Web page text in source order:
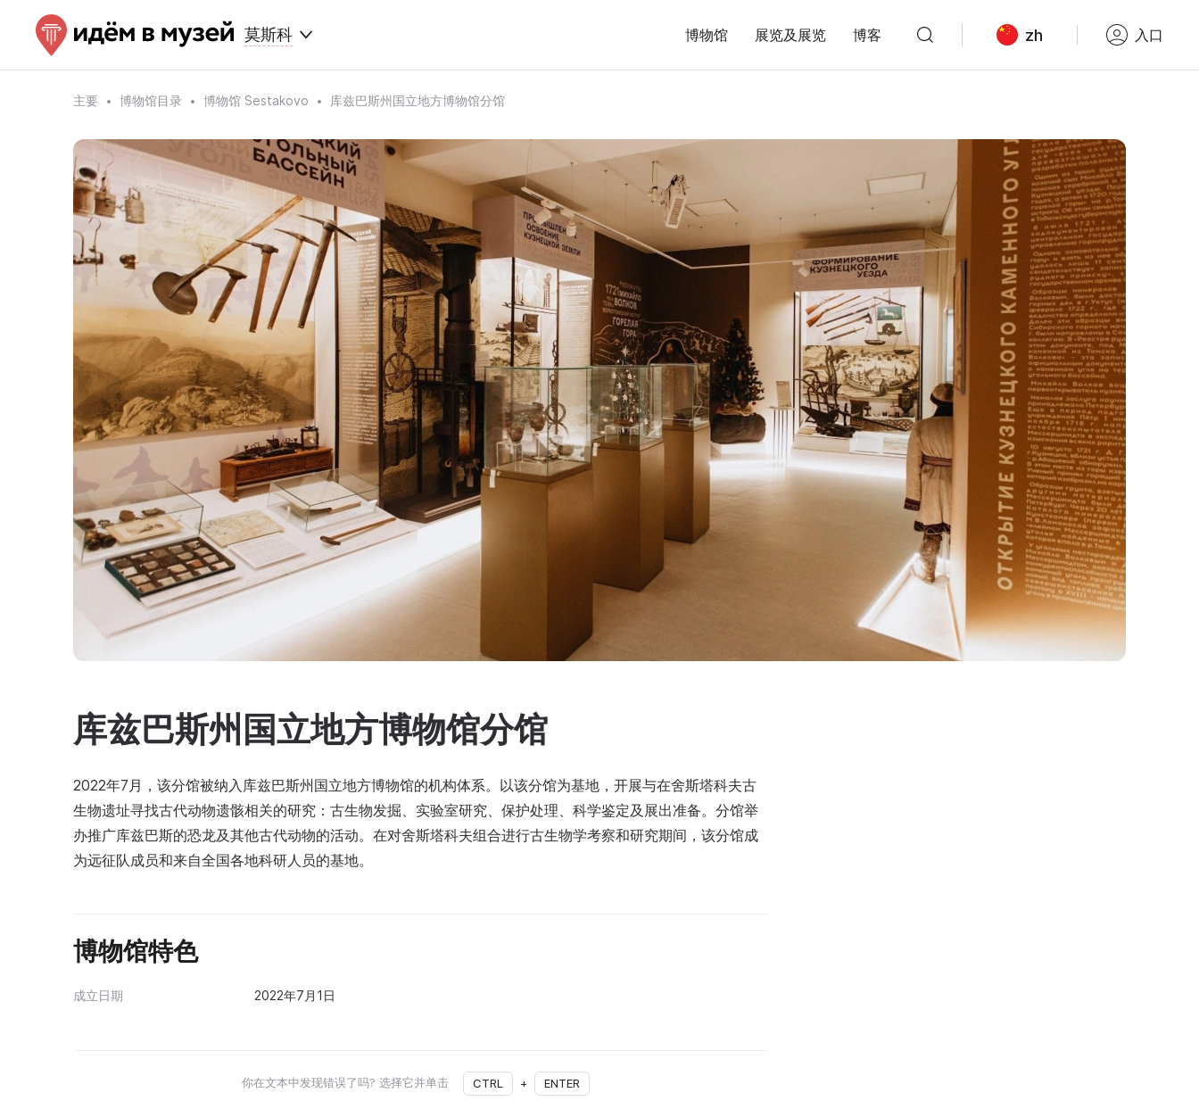
莫斯科 博物馆 展览及展览 博客 zh 入口
主要 博物馆目录 博物馆 Sestakovo 库兹巴斯州国立地方博物馆分馆
库兹巴斯州国立地方博物馆分馆
2022年7月，该分馆被纳入库兹巴斯州国立地方博物馆的机构体系。以该分馆为基地，开展与在舍斯塔科夫古
生物遗址寻找古代动物遗骸相关的研究：古生物发掘、实验室研究、保护处理、科学鉴定及展出准备。分馆举
办推广库兹巴斯的恐龙及其他古代动物的活动。在对舍斯塔科夫组合进行古生物学考察和研究期间，该分馆成
为远征队成员和来自全国各地科研人员的基地。
博物馆特色
成立日期 2022年7月1日
你在文本中发现错误了吗? 选择它并单击 CTRL + ENTER